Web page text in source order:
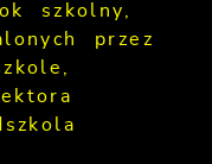
szkolny,
przez